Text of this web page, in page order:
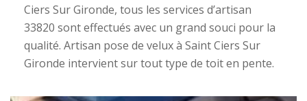
Ciers Sur Gironde, tous les services d’artisan
33820 sont effectués avec un grand souci pour la
qualité. Artisan pose de velux à Saint Ciers Sur
Gironde intervient sur tout type de toit en pente.